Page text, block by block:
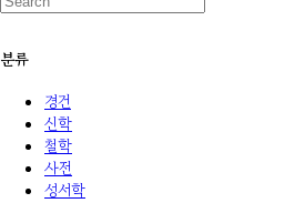
분류
경건
신학
철학
사전
성서학